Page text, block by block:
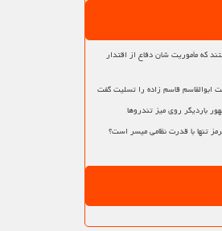
که مأموریت شان دفاع از اقتدار
ابوالقاسم قاسم زاده را تسلیت گفت
باردیگر روی میز تندروها
تنها با قدرت نظامی میسر است؟